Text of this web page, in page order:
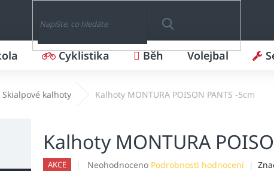
HLEDAT
Cyklistika Běh Volejbal
Skialpové kalhoty Kalhoty MONTURA POISON PANTS -5cm
Kalhoty MONTURA
AKCE
Průměrné
Neohodnoceno Podrobnosti hodnocení